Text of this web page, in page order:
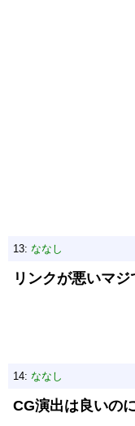
13: ななし
リンクが悪いマジ
14: ななし
CG演出は良いの